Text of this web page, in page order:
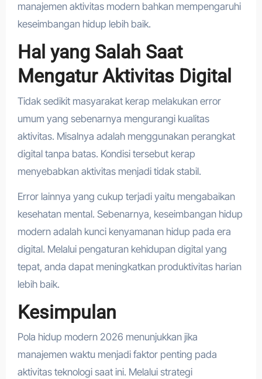
manajemen aktivitas modern bahkan mempengaruhi
keseimbangan hidup lebih baik.
Hal yang Salah Saat
Mengatur Aktivitas Digital
Tidak sedikit masyarakat kerap melakukan error
umum yang sebenarnya mengurangi kualitas
aktivitas. Misalnya adalah menggunakan perangkat
digital tanpa batas. Kondisi tersebut kerap
menyebabkan aktivitas menjadi tidak stabil.
Error lainnya yang cukup terjadi yaitu mengabaikan
kesehatan mental. Sebenarnya, keseimbangan hidup
modern adalah kunci kenyamanan hidup pada era
digital. Melalui pengaturan kehidupan digital yang
tepat, anda dapat meningkatkan produktivitas harian
lebih baik.
Kesimpulan
Pola hidup modern 2026 menunjukkan jika
manajemen waktu menjadi faktor penting pada
aktivitas teknologi saat ini. Melalui strategi